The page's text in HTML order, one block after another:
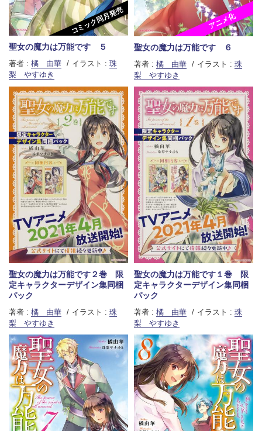
コミック同月発売
聖女の魔力は万能です ５
著者 : 橘 由華 イラスト : 珠
梨 やすゆき
アニメ化
聖女の魔力は万能です ６
著者 : 橘 由華 イラスト : 珠
梨 やすゆき
聖女の魔力は万能です２巻 限
定キャラクターデザイン集同梱
パック
著者 : 橘 由華 イラスト : 珠
梨 やすゆき
聖女の魔力は万能です１巻 限
定キャラクターデザイン集同梱
パック
著者 : 橘 由華 イラスト : 珠
梨 やすゆき